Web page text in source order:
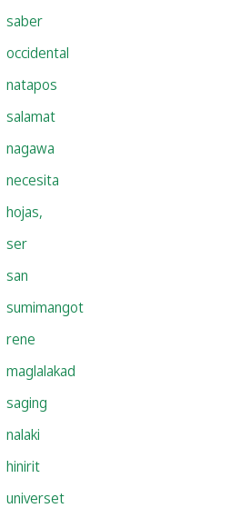
saber
occidental
natapos
salamat
nagawa
necesita
hojas,
ser
san
sumimangot
rene
maglalakad
saging
nalaki
hinirit
universet